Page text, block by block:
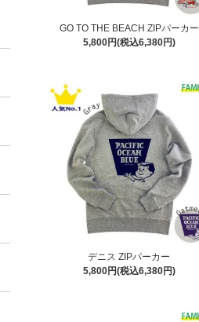
GO TO THE BEACH ZIPパーカー
5,800円(税込6,380円)
デニス ZIPパーカー
5,800円(税込6,380円)